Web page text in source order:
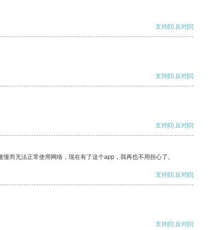
支持[0] 反对[0]
支持[0] 反对[0]
支持[0] 反对[0]
而无法正常使用网络，现在有了这个app，我再也不用担心了。
支持[0] 反对[0]
支持[0] 反对[0]